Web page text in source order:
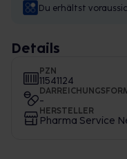
Du erhältst
Details
PZN
11541124
-
HERSTELLER
Pharma Service